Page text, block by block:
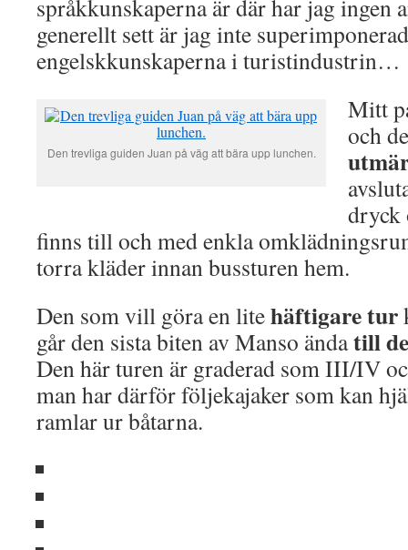
språkkunskaperna är där har jag ingen
generellt sett är jag inte
engelskkunskaperna i turistindustrin…
Den trevliga guiden Juan på väg att bära upp lunchen.
Mitt
och
dryck
finns till och med enkla
torra kläder innan bussturen hem.
Den som vill göra en litehäftigare tur
går den sista biten av Manso ändatill
Den här turen är graderad som III/IV
man har därför följekajaker som kan
ramlar ur båtarna.